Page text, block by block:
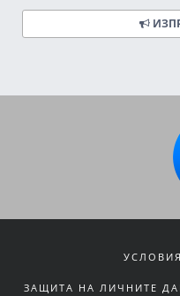
ЗАЩИТА НА ЛИЧНИТЕ